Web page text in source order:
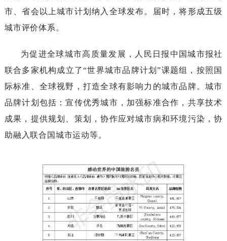
市、省会以上城市计划纳入全球发布。届时，将形成五级
城市评价体系。
为促进全球城市高质量发展，
人民日报中国城市报社
联合多家机构成立了“世界城市品牌计划”课题组，按照国
际标准、全球视野，打造全球有影响力的城市品牌。城市
品牌计划包括：宣传优秀城市，加强标准合作，共享技术
成果，提供规划、策划，协作应对城市病和环境污染，协
助融入联合国城市运动等。